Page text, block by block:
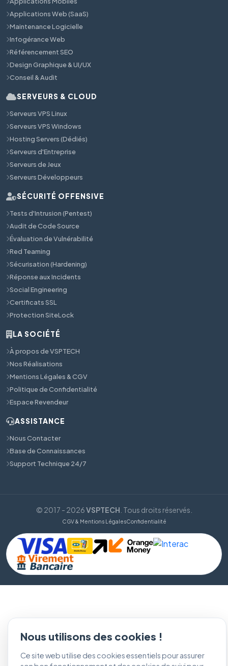
Applications Web (SaaS)
Maintenance Logicielle
Infogérance Web
Référencement SEO
Design Graphique & UI/UX
Conseil & Audit
SERVEURS & CLOUD
Serveurs VPS Linux
Serveurs VPS Windows
Hosting Servers (Dédiés)
Serveurs d'Entreprise
Serveurs de Jeux
Serveurs Développeurs
SÉCURITÉ OFFENSIVE
Tests d'Intrusion (Pentest)
Audit de Code Source
Évaluation de Vulnérabilité
Red Teaming
Sécurisation (Hardening)
Réponse aux Incidents
Social Engineering
Certificats SSL
Protection SiteLock
LA SOCIÉTÉ
À propos de VSPTECH
Nos Réalisations
Mentions Légales & CGV
Politique de Confidentialité
Espace Revendeur
ASSISTANCE
Nous Contacter
Base de Connaissances
Support Technique 24/7
© 2017 - 2026VSPTECH . Tous droits réservés.
CGV & Mentions LégalesConfidentialité
Nous utilisons des cookies !
Ce site web utilise des cookies essentiels pour assurer